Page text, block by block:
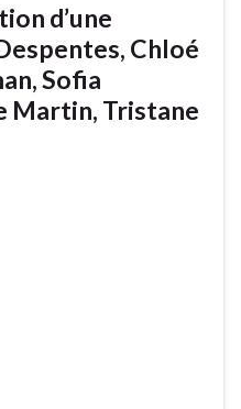
d’une
Chloé
Sofia
Martin, Tristane